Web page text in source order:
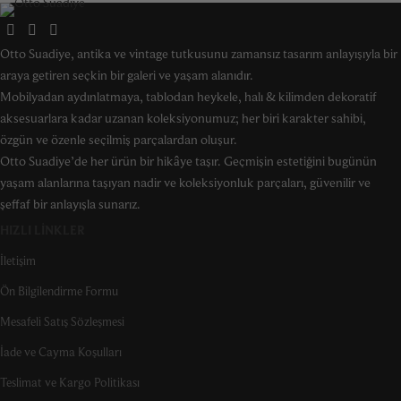
Otto Suadiye, antika ve vintage tutkusunu zamansız tasarım anlayışıyla bir
araya getiren seçkin bir galeri ve yaşam alanıdır.
Mobilyadan aydınlatmaya, tablodan heykele, halı & kilimden dekoratif
aksesuarlara kadar uzanan koleksiyonumuz; her biri karakter sahibi,
özgün ve özenle seçilmiş parçalardan oluşur.
Otto Suadiye’de her ürün bir hikâye taşır. Geçmişin estetiğini bugünün
yaşam alanlarına taşıyan nadir ve koleksiyonluk parçaları, güvenilir ve
şeffaf bir anlayışla sunarız.
İletişim
Ön Bilgilendirme Formu
Mesafeli Satış Sözleşmesi
İade ve Cayma Koşulları
Teslimat ve Kargo Politikası